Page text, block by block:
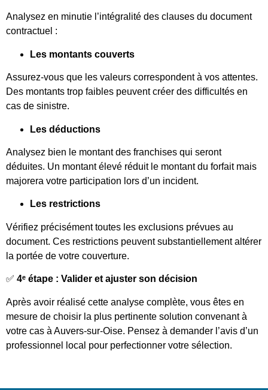
Analysez en minutie l’intégralité des clauses du document
contractuel :
Les montants couverts
Assurez-vous que les valeurs correspondent à vos attentes.
Des montants trop faibles peuvent créer des difficultés en
cas de sinistre.
Les déductions
Analysez bien le montant des franchises qui seront
déduites. Un montant élevé réduit le montant du forfait mais
majorera votre participation lors d’un incident.
Les restrictions
Vérifiez précisément toutes les exclusions prévues au
document. Ces restrictions peuvent substantiellement altérer
la portée de votre couverture.
✅ 4ᵉ étape : Valider et ajuster son décision
Après avoir réalisé cette analyse complète, vous êtes en
mesure de choisir la plus pertinente solution convenant à
votre cas à Auvers-sur-Oise. Pensez à demander l’avis d’un
professionnel local pour perfectionner votre sélection.